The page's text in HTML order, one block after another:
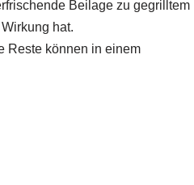
Beilage zu gegrilltem
hat.
Reste können in einem